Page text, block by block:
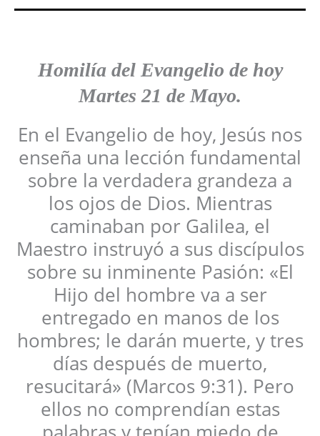
Homilía del Evangelio de hoy
Martes 21 de Mayo.
En el Evangelio de hoy, Jesús nos
enseña una lección fundamental
sobre la verdadera grandeza a
los ojos de Dios. Mientras
caminaban por Galilea, el
Maestro instruyó a sus discípulos
sobre su inminente Pasión: «El
Hijo del hombre va a ser
entregado en manos de los
hombres; le darán muerte, y tres
días después de muerto,
resucitará» (Marcos 9:31). Pero
ellos no comprendían estas